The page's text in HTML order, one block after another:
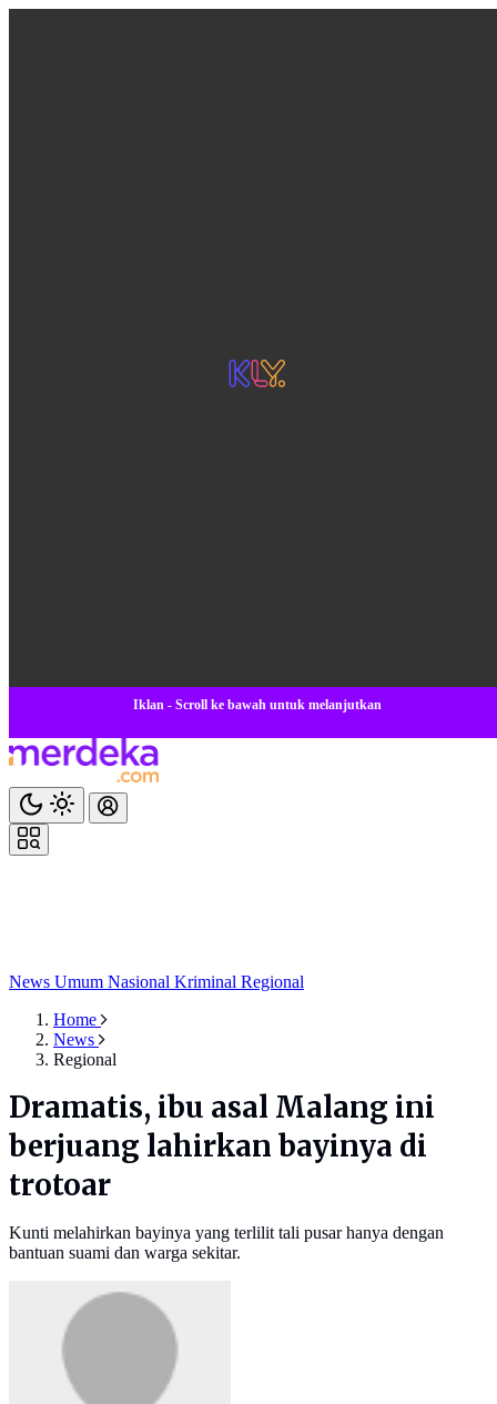
Iklan - Scroll ke bawah untuk melanjutkan
News Umum Nasional Kriminal Regional
Home
News
Regional
Dramatis, ibu asal Malang ini
berjuang lahirkan bayinya di
trotoar
Kunti melahirkan bayinya yang terlilit tali pusar hanya dengan
bantuan suami dan warga sekitar.